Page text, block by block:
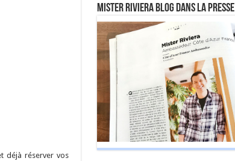
déjà réserver vos
Mister Riviera Blog dans la Presse